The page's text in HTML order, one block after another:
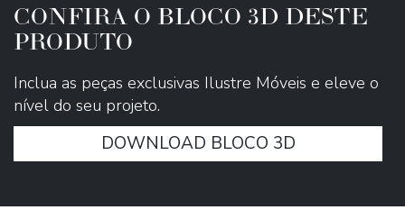
CONFIRA O BLOCO 3D DESTE
PRODUTO
Inclua as peças exclusivas Ilustre Móveis e eleve o
nível do seu projeto.
DOWNLOAD BLOCO 3D